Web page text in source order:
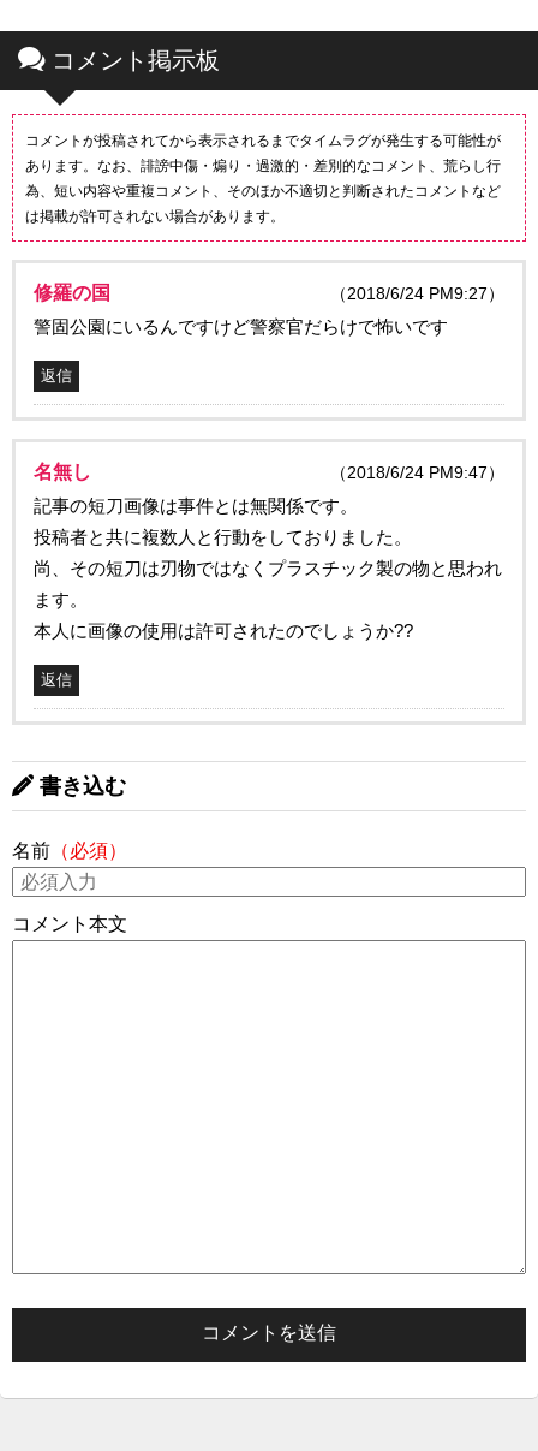
コメント掲示板
コメントが投稿されてから表示されるまでタイムラグが発生する可能性が
あります。なお、誹謗中傷・煽り・過激的・差別的なコメント、荒らし行
為、短い内容や重複コメント、そのほか不適切と判断されたコメントなど
は掲載が許可されない場合があります。
修羅の国 （2018/6/24 PM9:27）
警固公園にいるんですけど警察官だらけで怖いです
返信
名無し （2018/6/24 PM9:47）
記事の短刀画像は事件とは無関係です。
投稿者と共に複数人と行動をしておりました。
尚、その短刀は刃物ではなくプラスチック製の物と思われ
ます。
本人に画像の使用は許可されたのでしょうか??
返信
書き込む
名前 （必須）
コメント本文